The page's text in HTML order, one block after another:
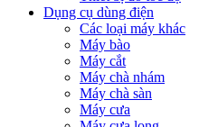
Dụng cụ dùng điện
Các loại máy khác
Máy bào
Máy cắt
Máy chà nhám
Máy chà sàn
Máy cưa